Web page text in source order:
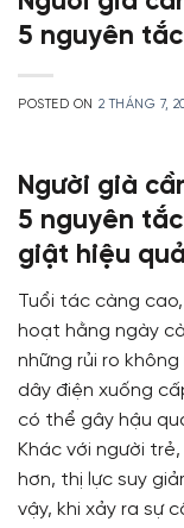
5 nguyên
POSTED ON 2 THÁNG 7,
Người già
5 nguyên
giật hiệu quả
Tuổi tác càng
hoạt hằng ngày
những rủi ro
dây điện xuống
có thể gây hậu
Khác với người
hơn, thị lực suy
vậy, khi xảy ra sự